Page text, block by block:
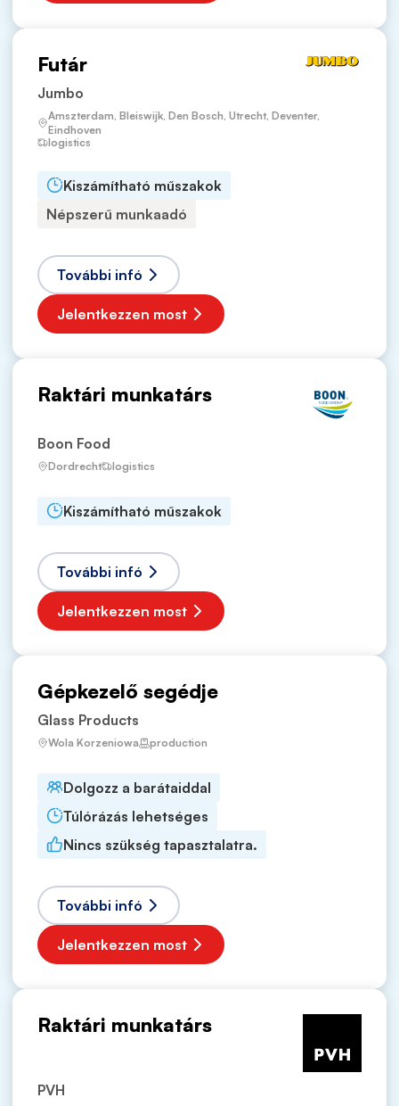
Futár
Jumbo
Amszterdam, Bleiswijk, Den Bosch, Utrecht, Deventer,
Eindhoven
logistics
Kiszámítható műszakok
Népszerű munkaadó
További infó
Jelentkezzen most
Raktári munkatárs
Boon Food
Dordrecht logistics
Kiszámítható műszakok
További infó
Jelentkezzen most
Gépkezelő segédje
Glass Products
Wola Korzeniowa production
Dolgozz a barátaiddal
Túlórázás lehetséges
Nincs szükség tapasztalatra.
További infó
Jelentkezzen most
Raktári munkatárs
PVH